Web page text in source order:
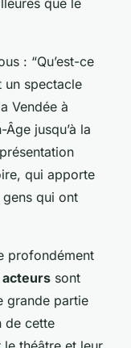
que le
: “Qu’est-ce
un spectacle
Vendée à
jusqu’à la
qui apporte
qui ont
profondément
acteurs sont
grande partie
de cette